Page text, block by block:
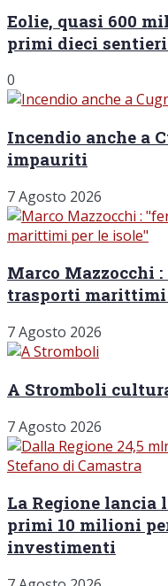
Eolie, quasi 600
primi dieci
0
Incendio anche a
impauriti
7 Agosto 2026
Marco Mazzocchi
trasporti marittimi
7 Agosto 2026
A Stromboli
7 Agosto 2026
La Regione lancia
primi 10 milioni
investimenti